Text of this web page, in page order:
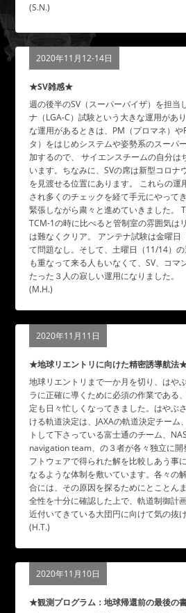
(S.N.)
2020年11月12-14日
★SV雑感★
週の後半のSV（スーパーバイザ）を担当
ナ（LGA-C）試験という大きな運用があ
な運用があるときは、PM（プロマネ）や
タ）をはじめシステムや姿勢系のスーパ
加するので、 サイエンスチームの自分は
います。ちなみに、SVの席は新型コロナ
を見渡せる位置にあります。 これらの運
され多くのチェックを経て手元にやって
緊張しながら粛々と進めていきました。
TCM-1の時に比べると管制室の雰囲気は
は難なくクリア。 アンテナ試験は金曜日
て問題なし。そして、土曜日（11/14）
も重なって来る人もいなくて、SV、コマ
たった３人の寂しい運用になりました。
(M.H.)
2020年11月11日
★地球リエントリに向けた精密誘導航法
地球リエントリまで一か月を切り、はや
ラに正確に導くために必須の作業である
定も日々忙しくなってきました。はやぶ
ける軌道決定は、JAXAの軌道決定チーム
トして下さっている富士通のチーム、
navigation team、の３者が各々独立に開
フトウェアで得られた解を比較しあう事
なるような体制を敷いています。各々の
合には、その原因を探るためにとことん
全性を十分に確認した上で、軌道制御計
近付いてきている大団円に向けて気の抜
(H.T.)
2020年11月10日
★観測プログラム：地球帰還前の最後の